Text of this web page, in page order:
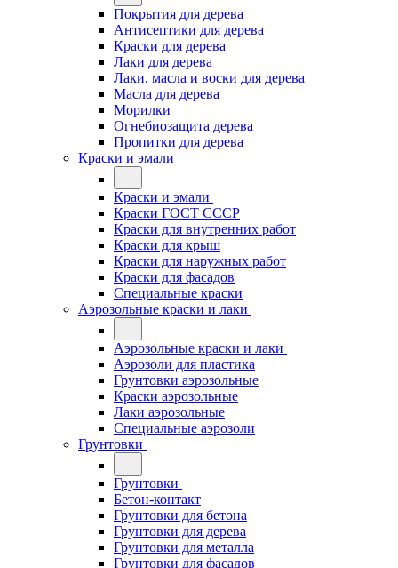
Покрытия для дерева
Антисептики для дерева
Краски для дерева
Лаки для дерева
Лаки, масла и воски для дерева
Масла для дерева
Морилки
Огнебиозащита дерева
Пропитки для дерева
Краски и эмали
Краски и эмали
Краски ГОСТ СССР
Краски для внутренних работ
Краски для крыш
Краски для наружных работ
Краски для фасадов
Специальные краски
Аэрозольные краски и лаки
Аэрозольные краски и лаки
Аэрозоли для пластика
Грунтовки аэрозольные
Краски аэрозольные
Лаки аэрозольные
Специальные аэрозоли
Грунтовки
Грунтовки
Бетон-контакт
Грунтовки для бетона
Грунтовки для дерева
Грунтовки для металла
Грунтовки для фасадов